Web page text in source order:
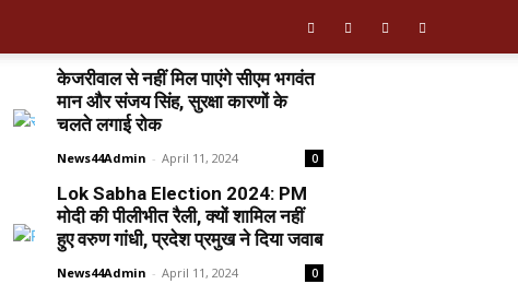
केजरीवाल से नहीं मिल पाएंगे सीएम भगवंत
मान और संजय सिंह, सुरक्षा कारणों के
चलते लगाई रोक
News44Admin - April 11, 2024 0
Lok Sabha Election 2024: PM
मोदी की पीलीभीत रैली, क्यों शामिल नहीं
हुए वरुण गांधी, प्रदेश प्रमुख ने दिया जवाब
News44Admin - April 11, 2024 0